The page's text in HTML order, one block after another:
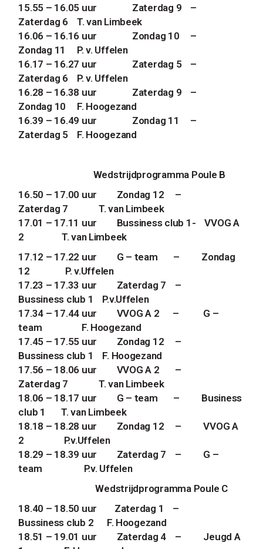
15.55 – 16.05 uur
Zaterdag 9
–
Zaterdag 6
T. van Limbeek
16.06 – 16.16 uur
Zondag 10
–
Zondag 11
P. v. Uffelen
16.17 – 16.27 uur
Zaterdag 5
–
Zaterdag 6
P. v. Uffelen
16.28 – 16.38 uur
Zaterdag 9
–
Zondag 10
F. Hoogezand
16.39 – 16.49 uur
Zondag 11
–
Zaterdag 5
F. Hoogezand
Wedstrijdprogramma Poule B
16.50 – 17.00 uur
Zondag 12
–
Zaterdag 7
T. van Limbeek
17.01 – 17.11 uur
Bussiness club 1-
VVOG A
2
T. van Limbeek
17.12 – 17.22 uur
G – team –
Zondag
12
P. v.Uffelen
17.23 – 17.33 uur
Zaterdag 7
–
Bussiness club 1
P.v.Uffelen
17.34 – 17.44 uur
VVOG A 2 –
G –
team
F. Hoogezand
17.45 – 17.55 uur
Zondag 12
–
Bussiness club 1
F. Hoogezand
17.56 – 18.06 uur
VVOG A 2
–
Zaterdag 7
T. van Limbeek
18.06 – 18.17 uur
G – team –
Business
club 1
T. van Limbeek
18.18 – 18.28 uur
Zondag 12 –
VVOG A
2
P.v.Uffelen
18.29 – 18.39 uur
Zaterdag 7 –
G –
team
P.v. Uffelen
Wedstrijdprogramma Poule C
18.40 – 18.50 uur
Zaterdag 1
–
Bussiness club 2
F. Hoogezand
18.51 – 19.01 uur
Zaterdag 4 –
Jeugd A